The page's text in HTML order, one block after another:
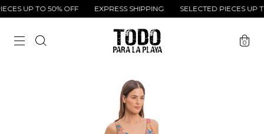
UP TO 50% OFF EXPRESS SHIPPING SELECTED PIECES UP
0